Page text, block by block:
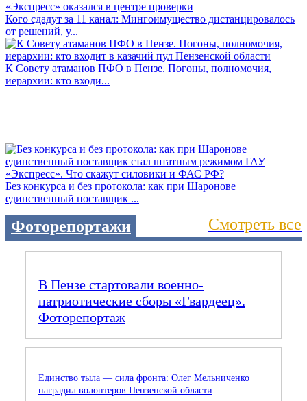
Кого сдадут за 11 канал: Мингоимущество дистанцировалось
от решений, у...
К Совету атаманов ПФО в Пензе. Погоны, полномочия,
иерархии: кто входи...
Без конкурса и без протокола: как при Шаронове
единственный поставщик ...
Фоторепортажи Смотреть все
В Пензе стартовали военно-
патриотические сборы «Гвардеец».
Фоторепортаж
Единство тыла — сила фронта: Олег Мельниченко
наградил волонтеров Пензенской области